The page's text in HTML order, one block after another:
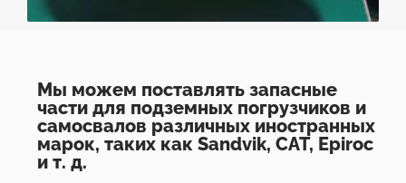
Мы можем поставлять запасные
части для подземных погрузчиков и
самосвалов различных иностранных
марок, таких как Sandvik, CAT, Epiroc
и т. д.